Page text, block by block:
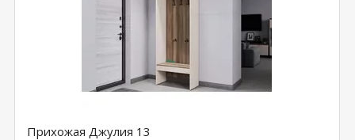
Прихожая Джулия 13